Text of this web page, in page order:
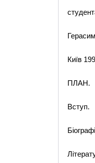
Київ
ПЛАН.
Вступ.